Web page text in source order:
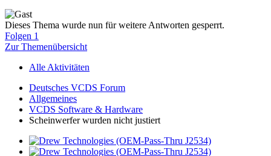
Dieses Thema wurde nun für weitere Antworten gesperrt.
Folgen 1
Zur Themenübersicht
Alle Aktivitäten
Deutsches VCDS Forum
Allgemeines
VCDS Software & Hardware
Scheinwerfer wurden nicht justiert